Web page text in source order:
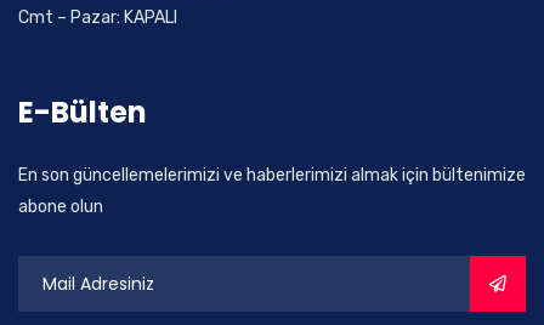
Cmt – Pazar: KAPALI
E-Bülten
En son güncellemelerimizi ve haberlerimizi almak için bültenimize
abone olun